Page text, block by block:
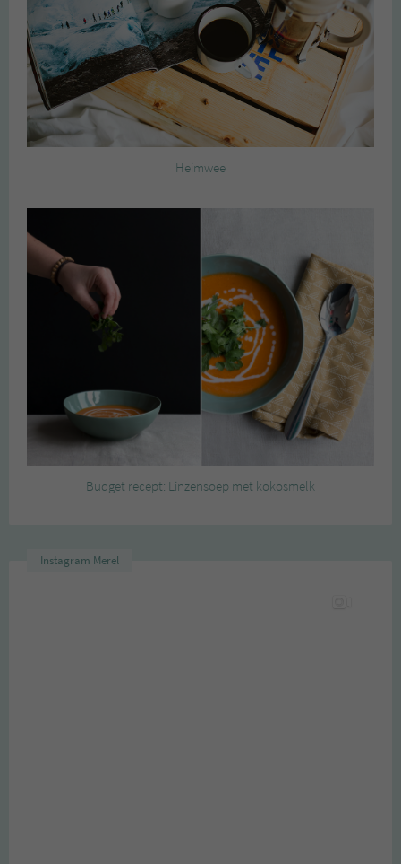
Heimwee
Budget recept: Linzensoep met kokosmelk
Instagram Merel